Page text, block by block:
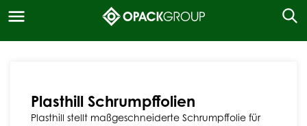
Plasthill Schrumpffolien
Plasthill stellt maßgeschneiderte Schrumpffolie für